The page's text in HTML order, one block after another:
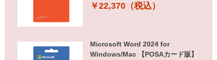
￥22,370（税込）
Microsoft Word 2024 for
Windows/Mac 【POSAカード版】